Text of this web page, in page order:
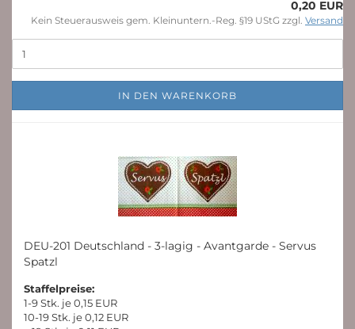
0,20 EUR
Kein Steuerausweis gem. Kleinuntern.-Reg. §19 UStG zzgl. Versand
IN DEN WARENKORB
DEU-201 Deutschland - 3-lagig - Avantgarde - Servus
Spatzl
Staffelpreise:
1-9 Stk. je 0,15 EUR
10-19 Stk. je 0,12 EUR